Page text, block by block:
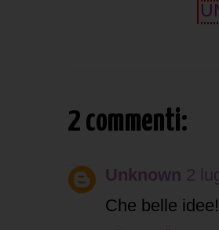
2 commenti:
Unknown 2
Che belle idee!